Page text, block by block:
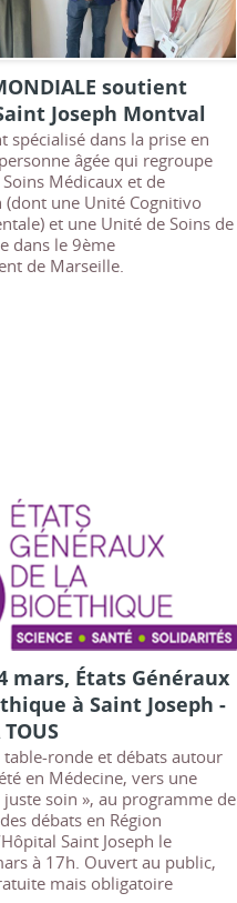
soutient
Joseph Montval
spécialisé dans la prise en
âgée qui regroupe
Médicaux et de
(dont une Unité Cognitivo
et une Unité de Soins de
dans le 9ème
de Marseille.
mars, États Généraux
à Saint Joseph -
table-ronde et débats autour
en Médecine, vers une
soin », au programme de
débats en Région
Saint Joseph le
à 17h. Ouvert au public,
mais obligatoire